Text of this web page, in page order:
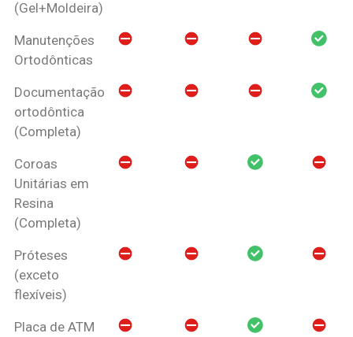
(Gel+Moldeira)
Manutenções
Ortodônticas
Documentação
ortodôntica
(Completa)
Coroas
Unitárias em
Resina
(Completa)
Próteses
(exceto
flexíveis)
Placa de ATM